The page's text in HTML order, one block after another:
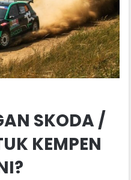
SKODA /
KEMPEN